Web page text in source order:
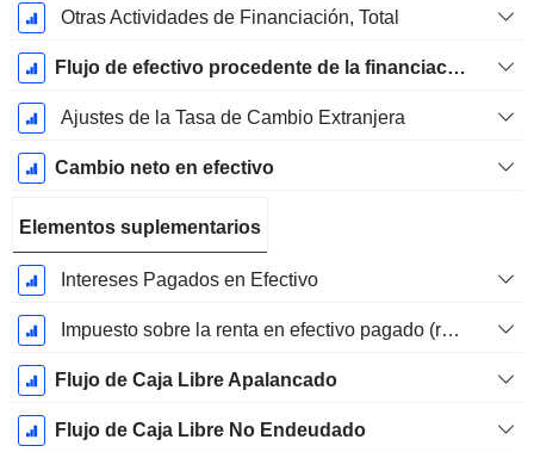
Otras Actividades de Financiación, Total
Flujo de efectivo procedente de la financiación
Ajustes de la Tasa de Cambio Extranjera
Cambio neto en efectivo
Elementos suplementarios
Intereses Pagados en Efectivo
Impuesto sobre la renta en efectivo pagado (reembolso)
Flujo de Caja Libre Apalancado
Flujo de Caja Libre No Endeudado